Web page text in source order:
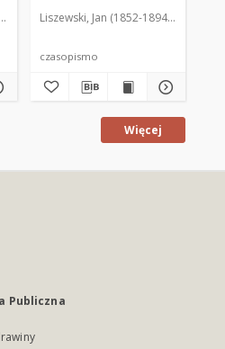
Liszewski, Jan (1852-1894). Red.
czasopismo
Więcej
Publiczna